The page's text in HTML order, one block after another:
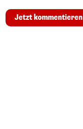
Jetzt kommentieren